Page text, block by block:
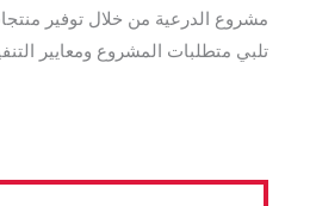
مشروع الدرعية من خلال توفير
تلبي متطلبات المشروع ومعايير